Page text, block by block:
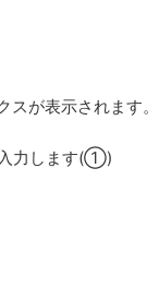
が表示されます。
力します(①)